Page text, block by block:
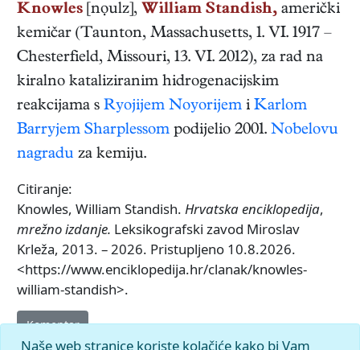
Knowles [nọulz], William Standish, američki
kemičar (Taunton, Massachusetts, 1. VI. 1917 –
Chesterfield, Missouri, 13. VI. 2012), za rad na
kiralno kataliziranim hidrogenacijskim
reakcijama s Ryojijem Noyorijem i Karlom
Barryjem Sharplessom podijelio 2001. Nobelovu
nagradu za kemiju.
Citiranje:
Knowles, William Standish. Hrvatska enciklopedija,
mrežno izdanje. Leksikografski zavod Miroslav
Krleža, 2013. – 2026. Pristupljeno 10.8.2026.
<https://www.enciklopedija.hr/clanak/knowles-
william-standish>.
Komentar
Naše web stranice koriste kolačiće kako bi Vam